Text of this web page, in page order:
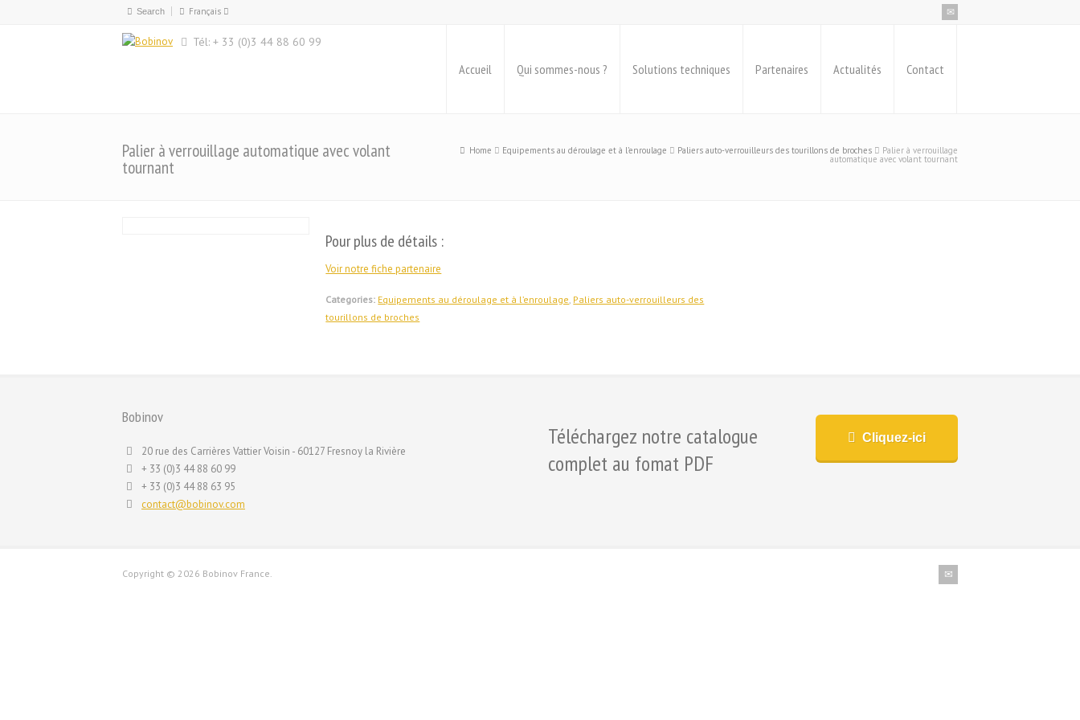
Français
Tél: + 33 (0)3 44 88 60 99
Accueil Qui sommes-nous ? Solutions techniques Partenaires Actualités Contact
Palier à verrouillage automatique avec volant
tournant
Home Equipements au déroulage et à l’enroulage Paliers auto-verrouilleurs des tourillons de broches Palier à verrouillage
automatique avec volant tournant
Pour plus de détails :
Voir notre fiche partenaire
Categories: Equipements au déroulage et à l’enroulage, Paliers auto-verrouilleurs des
tourillons de broches
Bobinov
20 rue des Carrières Vattier Voisin - 60127 Fresnoy la Rivière
+ 33 (0)3 44 88 60 99
+ 33 (0)3 44 88 63 95
contact@bobinov.com
Cliquez-ici
Téléchargez notre catalogue
complet au fomat PDF
Copyright © 2026 Bobinov France.